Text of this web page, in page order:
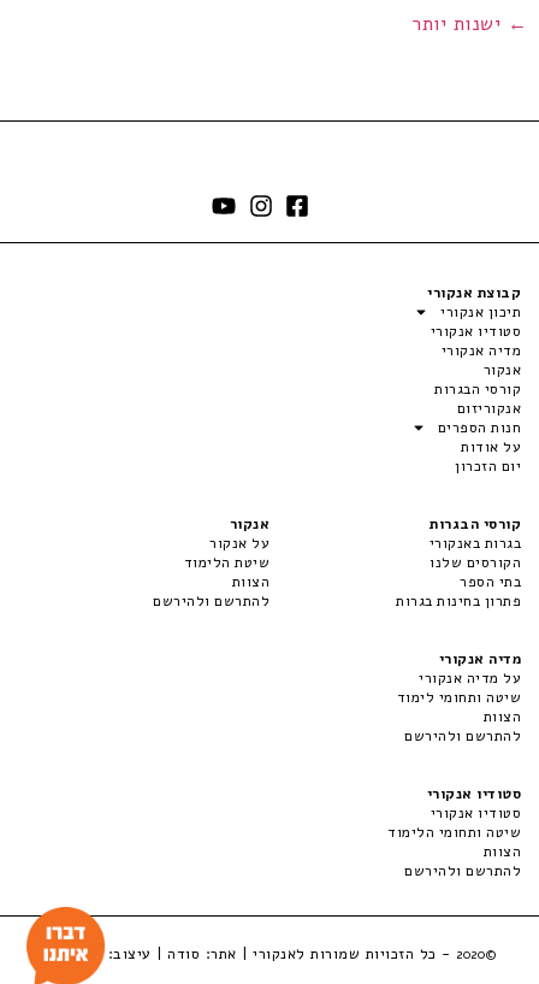
← ישנות יותר
קבוצת אנקורי
תיכון אנקורי
סטודיו אנקורי
מדיה אנקורי
אנקור
קורסי הבגרות
אנקוריזום
חנות הספרים
על אודות
יום הזכרון
קורסי הבגרות
בגרות באנקורי
הקורסים שלנו
בתי הספר
פתרון בחינות בגרות
אנקור
על אנקור
שיטת הלימוד
הצוות
להתרשם ולהירשם
מדיה אנקורי
על מדיה אנקורי
שיטה ותחומי לימוד
הצוות
להתרשם ולהירשם
סטודיו אנקורי
סטודיו אנקורי
שיטה ותחומי הלימוד
הצוות
להתרשם ולהירשם
©2020 - כל הזכויות שמורות לאנקורי | אתר: סודה| עיצוב:LuckyBox